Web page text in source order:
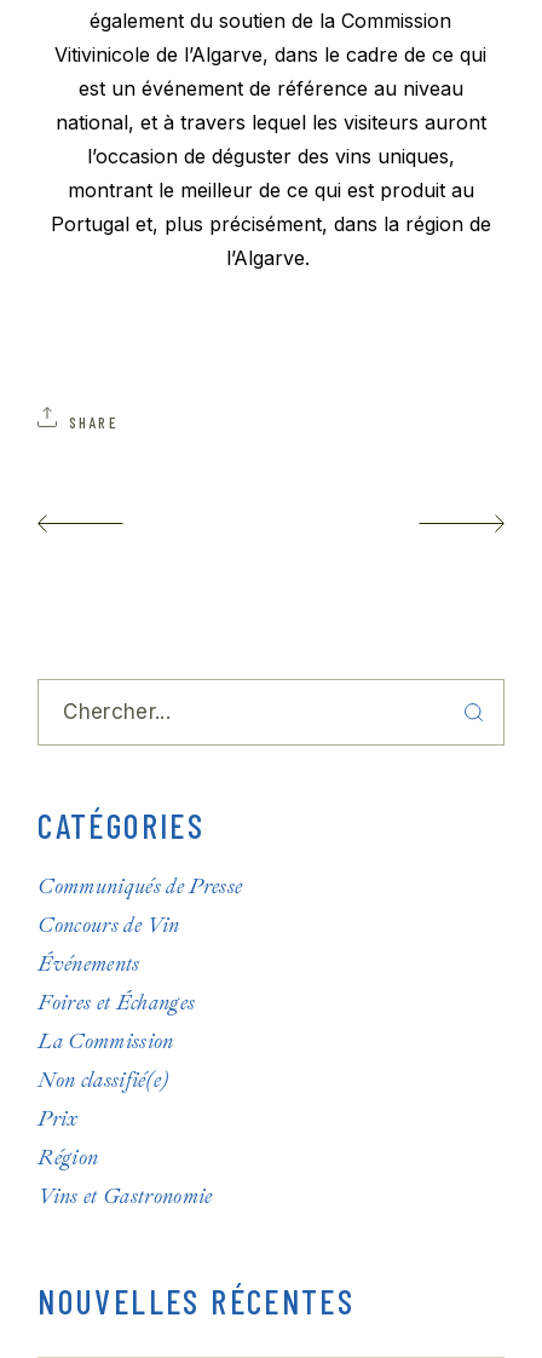
également du soutien de la Commission
Vitivinicole de l’Algarve, dans le cadre de ce qui
est un événement de référence au niveau
national, et à travers lequel les visiteurs auront
l’occasion de déguster des vins uniques,
montrant le meilleur de ce qui est produit au
Portugal et, plus précisément, dans la région de
l’Algarve.
SHARE
CATÉGORIES
Communiqués de Presse
Concours de Vin
Événements
Foires et Échanges
La Commission
Non classifié(e)
Prix
Région
Vins et Gastronomie
NOUVELLES RÉCENTES